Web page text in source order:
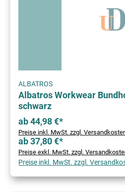
ALBATROS
Albatros Workwear
schwarz
ab 44,98 €*
Preise inkl. MwSt. zzgl.
ab 37,80 €*
Preise exkl. MwSt. zzgl.
Preise inkl. MwSt. zzgl.